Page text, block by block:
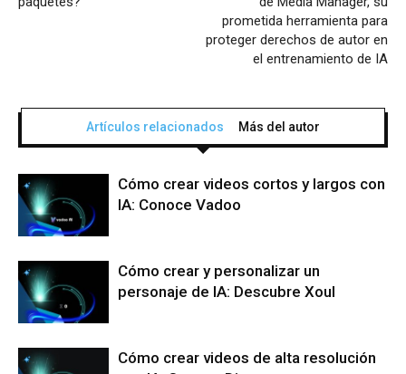
prometida herramienta para
proteger derechos de autor en
el entrenamiento de IA
Artículos relacionados Más del autor
Cómo crear videos cortos y largos con
IA: Conoce Vadoo
Cómo crear y personalizar un
personaje de IA: Descubre Xoul
Cómo crear videos de alta resolución